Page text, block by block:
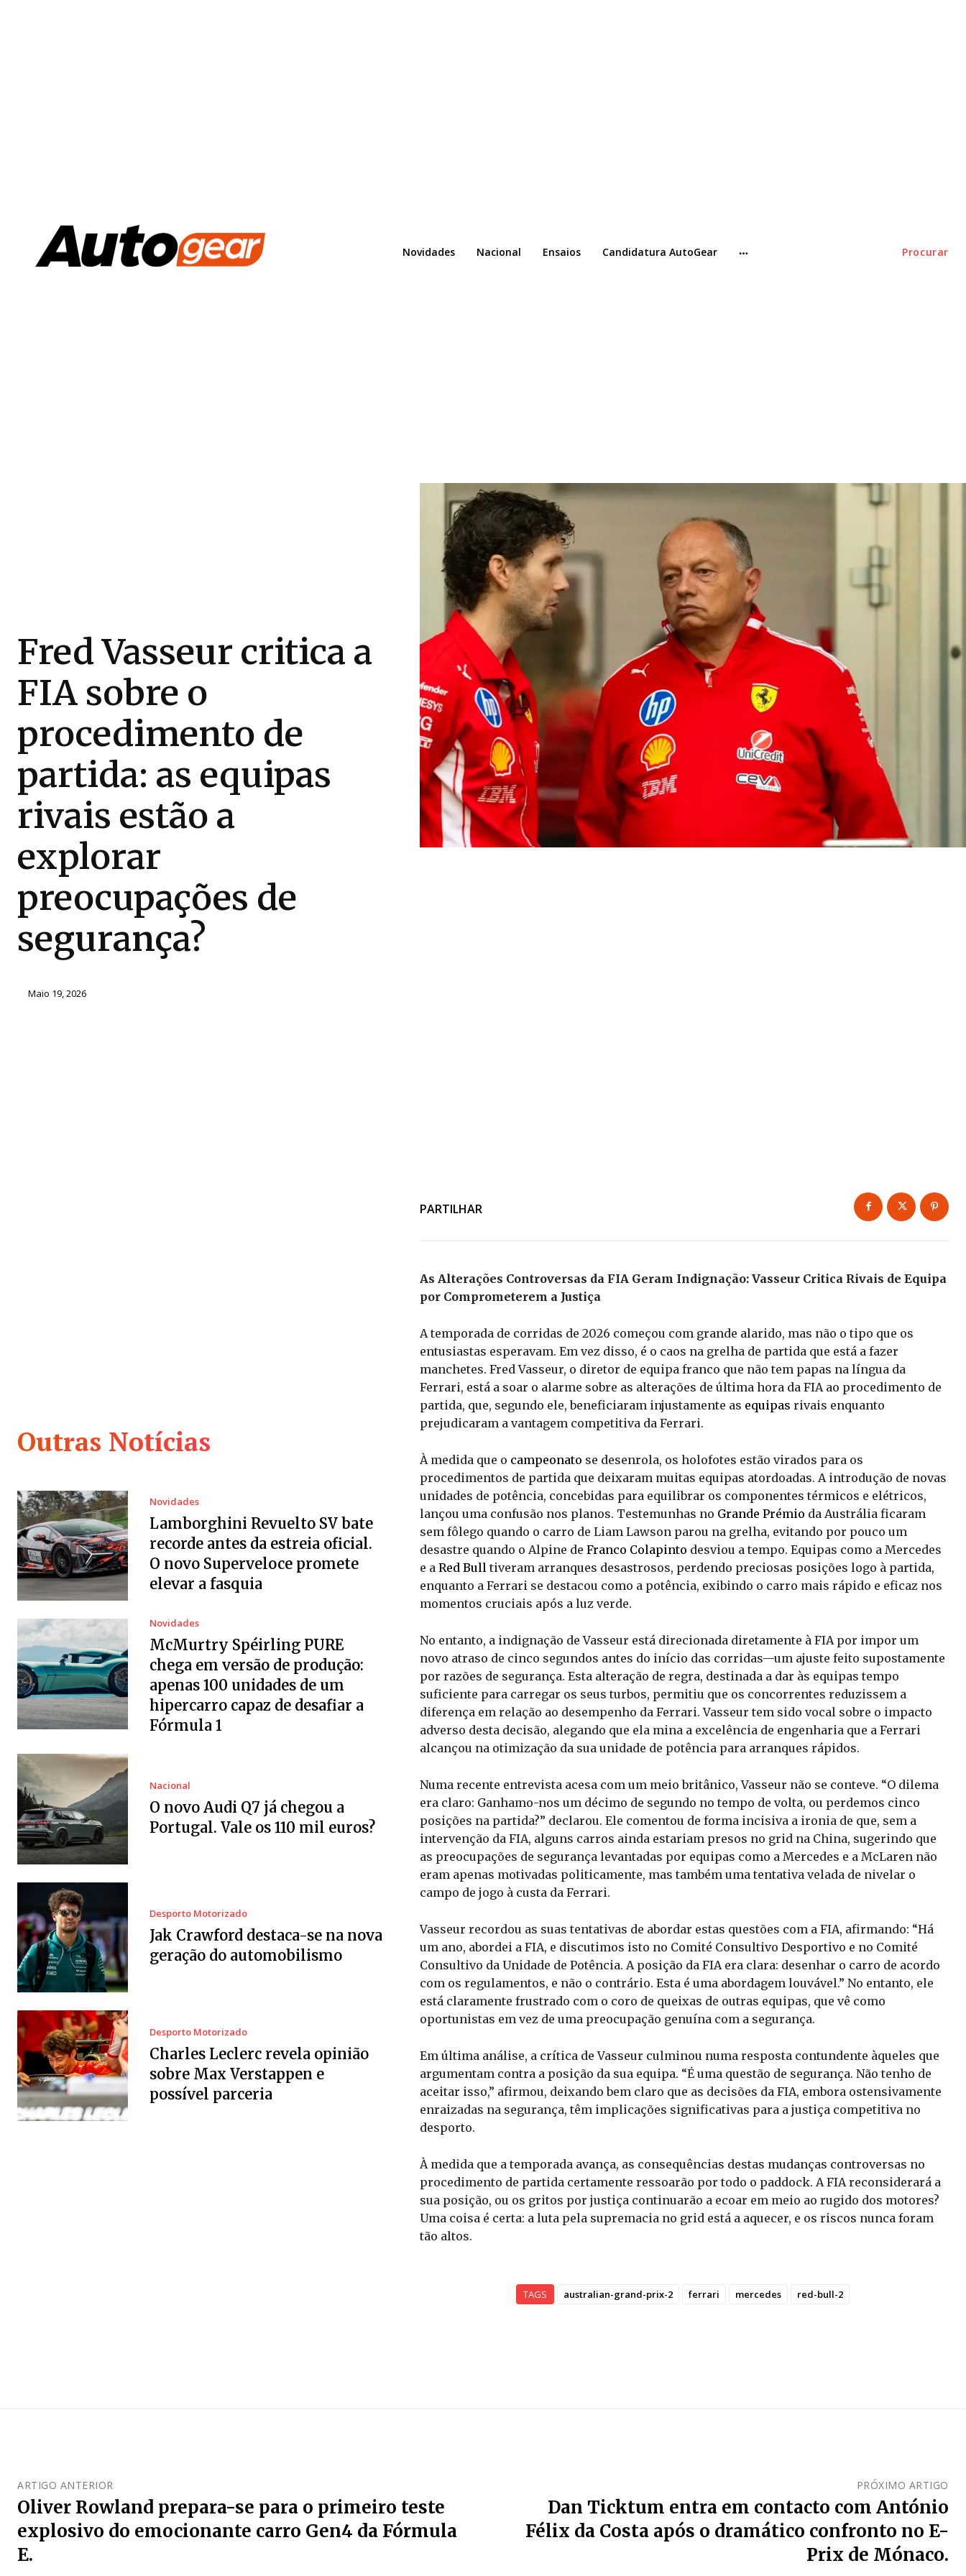
Procurar
Novidades Nacional Ensaios Candidatura AutoGear
Fred Vasseur critica a
FIA sobre o
procedimento de
partida: as equipas
rivais estão a
explorar
preocupações de
segurança?
Maio 19, 2026
Outras Notícias
Novidades
Lamborghini Revuelto SV bate
recorde antes da estreia oficial.
O novo Superveloce promete
elevar a fasquia
Novidades
McMurtry Spéirling PURE
chega em versão de produção:
apenas 100 unidades de um
hipercarro capaz de desafiar a
Fórmula 1
Nacional
O novo Audi Q7 já chegou a
Portugal. Vale os 110 mil euros?
Desporto Motorizado
Jak Crawford destaca-se na nova
geração do automobilismo
Desporto Motorizado
Charles Leclerc revela opinião
sobre Max Verstappen e
possível parceria
PARTILHAR
As Alterações Controversas da FIA Geram Indignação: Vasseur Critica Rivais de Equipa
por Comprometerem a Justiça
A temporada de corridas de 2026 começou com grande alarido, mas não o tipo que os
entusiastas esperavam. Em vez disso, é o caos na grelha de partida que está a fazer
manchetes. Fred Vasseur, o diretor de equipa franco que não tem papas na língua da
Ferrari, está a soar o alarme sobre as alterações de última hora da FIA ao procedimento de
partida, que, segundo ele, beneficiaram injustamente as equipas rivais enquanto
prejudicaram a vantagem competitiva da Ferrari.
À medida que o campeonato se desenrola, os holofotes estão virados para os
procedimentos de partida que deixaram muitas equipas atordoadas. A introdução de novas
unidades de potência, concebidas para equilibrar os componentes térmicos e elétricos,
lançou uma confusão nos planos. Testemunhas no Grande Prémio da Austrália ficaram
sem fôlego quando o carro de Liam Lawson parou na grelha, evitando por pouco um
desastre quando o Alpine de Franco Colapinto desviou a tempo. Equipas como a Mercedes
e a Red Bull tiveram arranques desastrosos, perdendo preciosas posições logo à partida,
enquanto a Ferrari se destacou como a potência, exibindo o carro mais rápido e eficaz nos
momentos cruciais após a luz verde.
No entanto, a indignação de Vasseur está direcionada diretamente à FIA por impor um
novo atraso de cinco segundos antes do início das corridas—um ajuste feito supostamente
por razões de segurança. Esta alteração de regra, destinada a dar às equipas tempo
suficiente para carregar os seus turbos, permitiu que os concorrentes reduzissem a
diferença em relação ao desempenho da Ferrari. Vasseur tem sido vocal sobre o impacto
adverso desta decisão, alegando que ela mina a excelência de engenharia que a Ferrari
alcançou na otimização da sua unidade de potência para arranques rápidos.
Numa recente entrevista acesa com um meio britânico, Vasseur não se conteve. “O dilema
era claro: Ganhamo-nos um décimo de segundo no tempo de volta, ou perdemos cinco
posições na partida?” declarou. Ele comentou de forma incisiva a ironia de que, sem a
intervenção da FIA, alguns carros ainda estariam presos no grid na China, sugerindo que
as preocupações de segurança levantadas por equipas como a Mercedes e a McLaren não
eram apenas motivadas politicamente, mas também uma tentativa velada de nivelar o
campo de jogo à custa da Ferrari.
Vasseur recordou as suas tentativas de abordar estas questões com a FIA, afirmando: “Há
um ano, abordei a FIA, e discutimos isto no Comité Consultivo Desportivo e no Comité
Consultivo da Unidade de Potência. A posição da FIA era clara: desenhar o carro de acordo
com os regulamentos, e não o contrário. Esta é uma abordagem louvável.” No entanto, ele
está claramente frustrado com o coro de queixas de outras equipas, que vê como
oportunistas em vez de uma preocupação genuína com a segurança.
Em última análise, a crítica de Vasseur culminou numa resposta contundente àqueles que
argumentam contra a posição da sua equipa. “É uma questão de segurança. Não tenho de
aceitar isso,” afirmou, deixando bem claro que as decisões da FIA, embora ostensivamente
enraizadas na segurança, têm implicações significativas para a justiça competitiva no
desporto.
À medida que a temporada avança, as consequências destas mudanças controversas no
procedimento de partida certamente ressoarão por todo o paddock. A FIA reconsiderará a
sua posição, ou os gritos por justiça continuarão a ecoar em meio ao rugido dos motores?
Uma coisa é certa: a luta pela supremacia no grid está a aquecer, e os riscos nunca foram
tão altos.
TAGS australian-grand-prix-2 ferrari mercedes red-bull-2
ARTIGO ANTERIOR
Oliver Rowland prepara-se para o primeiro teste
explosivo do emocionante carro Gen4 da Fórmula
E.
PRÓXIMO ARTIGO
Dan Ticktum entra em contacto com António
Félix da Costa após o dramático confronto no E-
Prix de Mónaco.